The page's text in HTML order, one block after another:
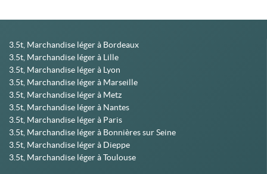
3.5t, Marchandise léger à Bordeaux
3.5t, Marchandise léger à Lille
3.5t, Marchandise léger à Lyon
3.5t, Marchandise léger à Marseille
3.5t, Marchandise léger à Metz
3.5t, Marchandise léger à Nantes
3.5t, Marchandise léger à Paris
3.5t, Marchandise léger à Bonnières sur Seine
3.5t, Marchandise léger à Dieppe
3.5t, Marchandise léger à Toulouse